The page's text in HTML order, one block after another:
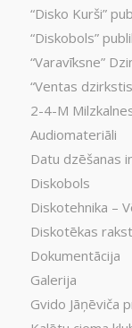
“Disko Kurši”
“Diskobols”
“Varavīksne”
“Ventas
2-4-M
Audiomateriāli
Datu dzēšanas
Diskobols
Diskotehnika –
Diskotēkas
Dokumentācija
Galerija
Gvido Jāņēviča